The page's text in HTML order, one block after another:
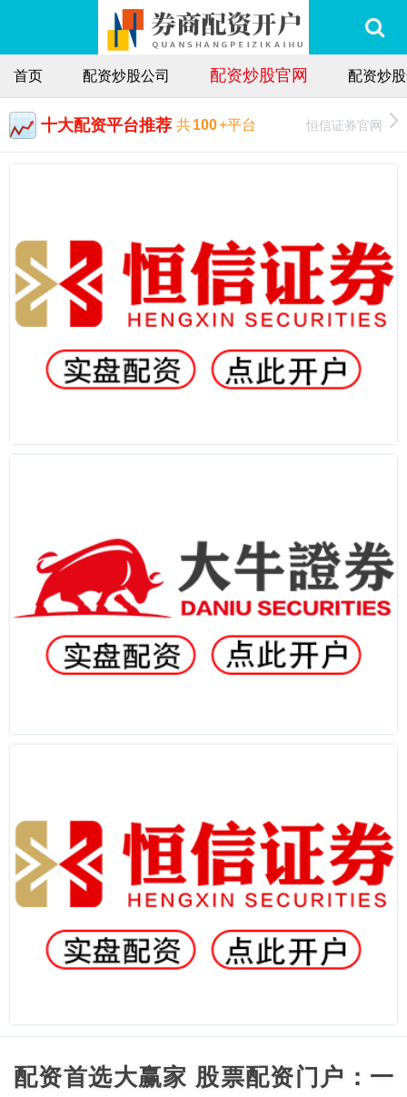
首页 配资炒股公司 配资炒股官网 配资炒
十大配资平台推荐 共100+平台 恒信证券官网
配资首选大赢家 股票配资门户：一